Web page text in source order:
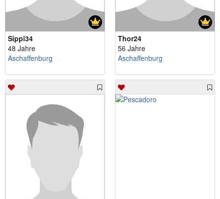
Sippi34
48 Jahre
Aschaffenburg
Thor24
56 Jahre
Aschaffenburg